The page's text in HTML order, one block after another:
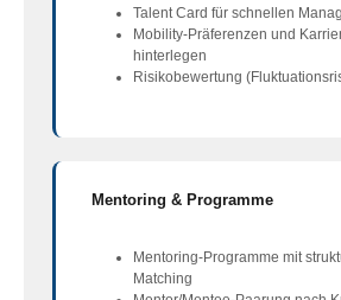
Talent Card für schnellen
Mobility-Präferenzen und
hinterlegen
Risikobewertung
Mentoring & Programme
Mentoring-Programme mit
Matching